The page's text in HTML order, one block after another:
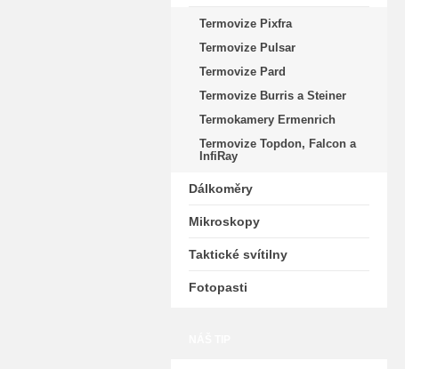
Termovize Pixfra
Termovize Pulsar
Termovize Pard
Termovize Burris a Steiner
Termokamery Ermenrich
Termovize Topdon, Falcon a
InfiRay
Dálkoměry
Mikroskopy
Taktické svítilny
Fotopasti